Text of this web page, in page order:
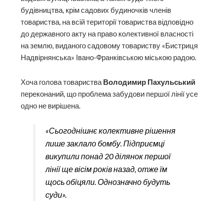
будівництва, крім садових будиночків членів
товариства, на всій території товариства відповідно
до державного акту на право колективної власності
на землю, виданого садовому товариству «Бистриця
Надвірнянська» Івано-Франківською міською радою.
Хоча голова товариства Володимир Пахульський
переконаний, що проблема забудови першої лінії усе
одно не вирішена.
«Сьогоднішнє колективне рішення
лише заклало бомбу. Підприємці
викупили понад 20 ділянок першої
лінії ще вісім років назад, отже їм
щось обіцяли. Однозначно будуть
суди».